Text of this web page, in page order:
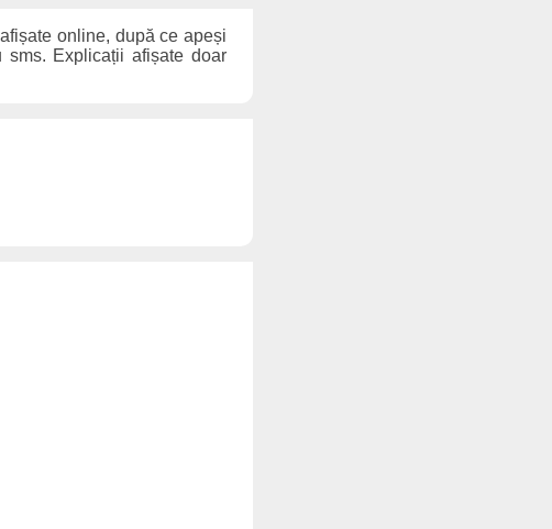
online, după ce apeși
Explicații afișate doar